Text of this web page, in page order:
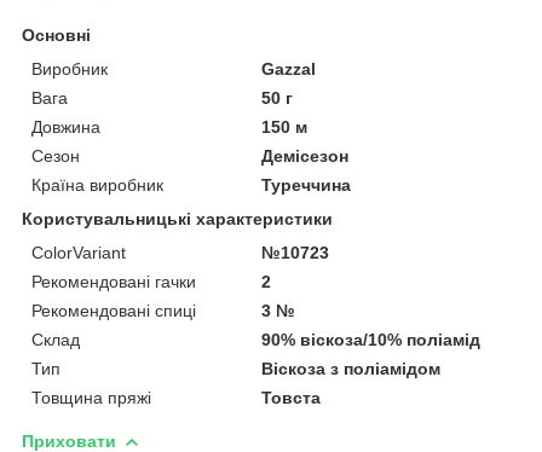
Основні
Виробник
Gazzal
Вага
50 г
Довжина
150 м
Сезон
Демісезон
Країна виробник
Туреччина
Користувальницькі характеристики
ColorVariant
№10723
Рекомендовані гачки
2
Рекомендовані спиці
3 №
Склад
90% віскоза/10% поліамід
Тип
Віскоза з поліамідом
Товщина пряжі
Товста
Приховати